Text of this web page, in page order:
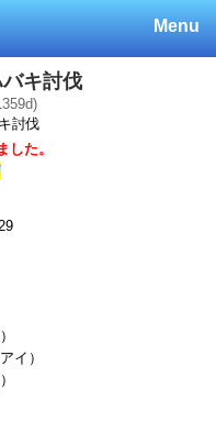
Menu
キ討伐
討伐
た。
イ）